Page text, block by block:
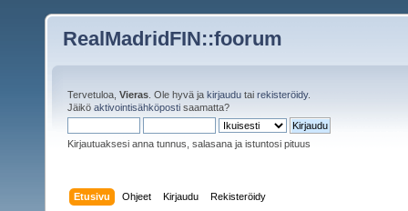
RealMadridFIN::foorum
Tervetuloa, Vieras . Ole hyvä ja kirjaudu tai rekisteröidy.
Jäikö aktivointisähköposti saamatta?
Kirjautuaksesi anna tunnus, salasana ja istuntosi pituus
Etusivu Ohjeet Kirjaudu Rekisteröidy